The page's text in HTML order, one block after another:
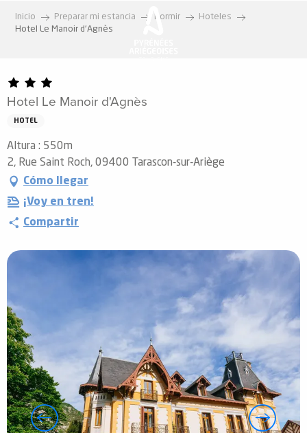
Inicio Preparar mi estancia Dormir
Hoteles
Hotel Le Manoir d'Agnès
Hotel Le Manoir d'Agnès
HOTEL
Altura : 550m
2, Rue Saint Roch, 09400 Tarascon-sur-Ariège
Cómo llegar
¡Voy en tren!
Compartir